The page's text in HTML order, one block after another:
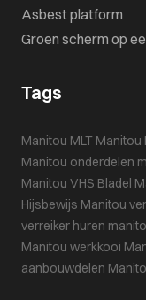
Asbest platform
Groen scherm op
Tags
Manitou MLT Manitou
Manitou onderdelen
Manitou VHS Bladel
Hijsbewijs Manitou
verreiker huren
Manitou werkkooi
aanbouwdelen